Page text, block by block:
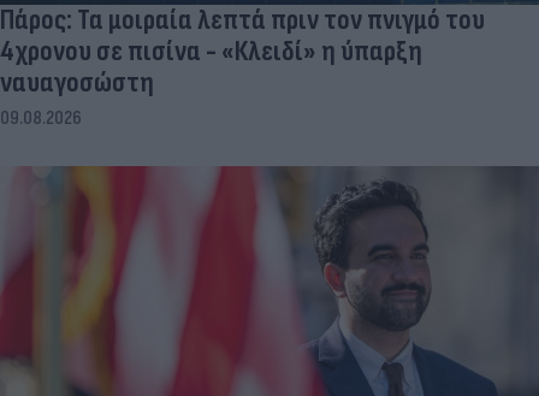
Πάρος: Τα μοιραία λεπτά πριν τον πνιγμό του
4χρονου σε πισίνα - «Κλειδί» η ύπαρξη
ναυαγοσώστη
09.08.2026